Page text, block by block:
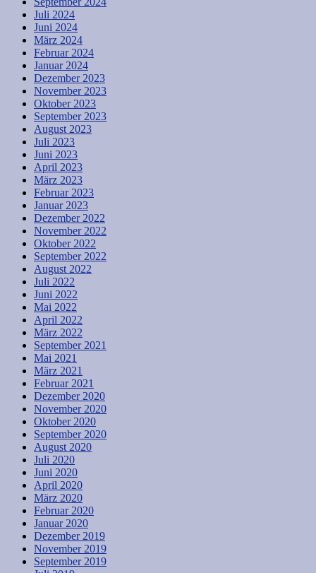
Juli 2024
Juni 2024
März 2024
Februar 2024
Januar 2024
Dezember 2023
November 2023
Oktober 2023
September 2023
August 2023
Juli 2023
Juni 2023
April 2023
März 2023
Februar 2023
Januar 2023
Dezember 2022
November 2022
Oktober 2022
September 2022
August 2022
Juli 2022
Juni 2022
Mai 2022
April 2022
März 2022
September 2021
Mai 2021
März 2021
Februar 2021
Dezember 2020
November 2020
Oktober 2020
September 2020
August 2020
Juli 2020
Juni 2020
April 2020
März 2020
Februar 2020
Januar 2020
Dezember 2019
November 2019
September 2019